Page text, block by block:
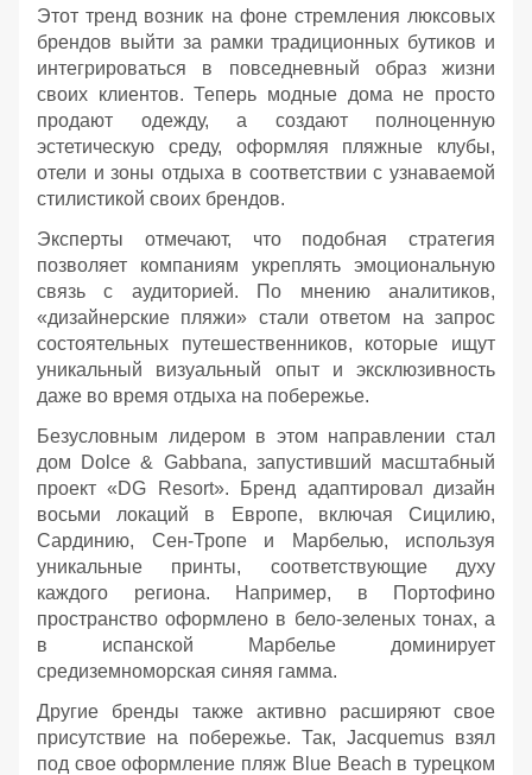
Этот тренд возник на фоне стремления люксовых
брендов выйти за рамки традиционных бутиков и
интегрироваться в повседневный образ жизни
своих клиентов. Теперь модные дома не просто
продают одежду, а создают полноценную
эстетическую среду, оформляя пляжные клубы,
отели и зоны отдыха в соответствии с узнаваемой
стилистикой своих брендов.
Эксперты отмечают, что подобная стратегия
позволяет компаниям укреплять эмоциональную
связь с аудиторией. По мнению аналитиков,
«дизайнерские пляжи» стали ответом на запрос
состоятельных путешественников, которые ищут
уникальный визуальный опыт и эксклюзивность
даже во время отдыха на побережье.
Безусловным лидером в этом направлении стал
дом Dolce & Gabbana, запустивший масштабный
проект «DG Resort». Бренд адаптировал дизайн
восьми локаций в Европе, включая Сицилию,
Сардинию, Сен-Тропе и Марбелью, используя
уникальные принты, соответствующие духу
каждого региона. Например, в Портофино
пространство оформлено в бело-зеленых тонах, а
в испанской Марбелье доминирует
средиземноморская синяя гамма.
Другие бренды также активно расширяют свое
присутствие на побережье. Так, Jacquemus взял
под свое оформление пляж Blue Beach в турецком